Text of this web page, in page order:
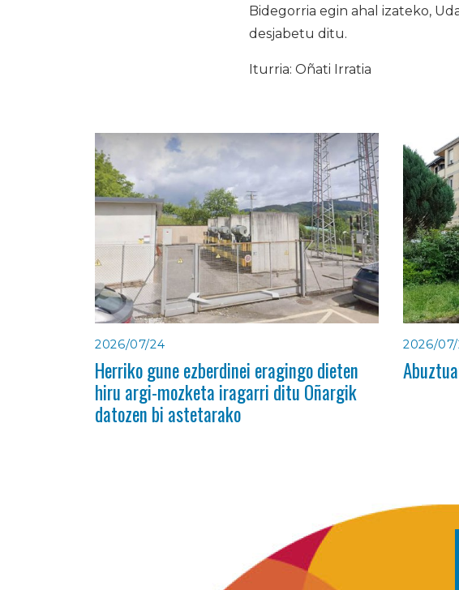
Bidegorria egin ahal izateko,
desjabetu ditu.
Iturria: Oñati Irratia
2026/07/24
Herriko gune ezberdinei eragingo dieten
hiru argi-mozketa iragarri ditu Oñargik
datozen bi astetarako
2026/